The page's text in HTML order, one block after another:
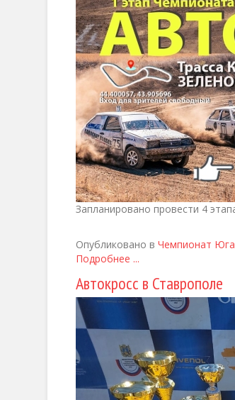
Запланировано провести 4
Опубликовано в Чемпионат Юга
Подробнее ...
Автокросс в Ставрополе